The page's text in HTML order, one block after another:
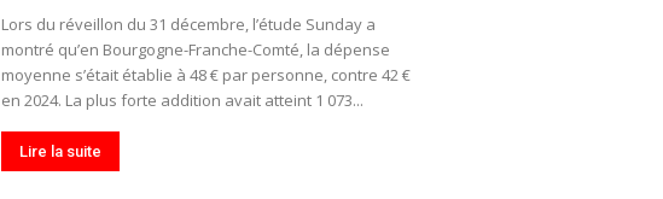
Lors du réveillon du 31 décembre, l’étude Sunday a
montré qu’en Bourgogne-Franche-Comté, la dépense
moyenne s’était établie à 48 € par personne, contre 42 €
en 2024. La plus forte addition avait atteint 1 073...
Lire la suite